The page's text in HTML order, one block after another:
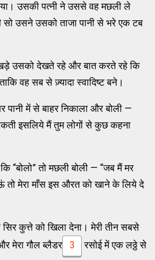
उसकी पत्नी ने उससे वह मछली ले
सो उसने उसको ताजा पानी से भरे एक टब
उसको देखते रहे और बात करते रहे कि
वह सब से ज़्यादा स्वादिष्ट बने।
में से बाहर निकाला और बोली —
इसलिये मैं तुम लोगों से कुछ कहना
“बोलो” तो मछली बोली — “जब मैं मर
मेरा माँस इस औरत को खाने के लिये दे
सिर कुत्ते को खिला देना। मेरी तीन सबसे
मेरा गौल ब्लैडर
3
रसोई में एक लठ्ठे से